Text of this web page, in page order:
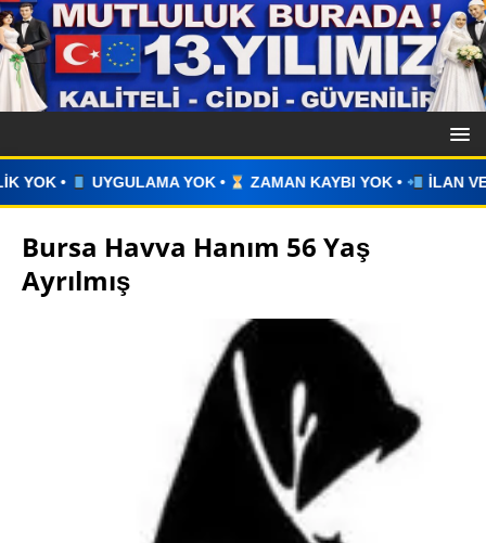
• ZAMAN KAYBI YOK • İLAN VERİN • WHATSAPP
Bursa Havva Hanım 56 Yaş
Ayrılmış